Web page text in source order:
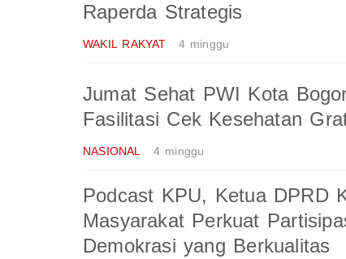
Raperda Strategis
WAKIL RAKYAT 4 minggu
Jumat Sehat PWI Kota
Fasilitasi Cek Kesehatan
NASIONAL 4 minggu
Podcast KPU, Ketua DPRD
Masyarakat Perkuat
Demokrasi yang Berkualitas